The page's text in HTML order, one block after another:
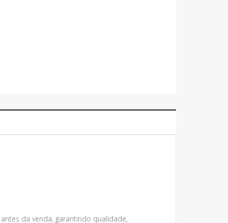
da venda, garantindo qualidade,